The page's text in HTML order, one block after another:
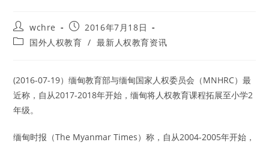
Post
author:
wchre
Post
published:
2016年7月18日
Post国外人权教育 / 最新人权教育资讯
(2016-07-19）缅甸教育部与缅甸国家人权委员会（MNHRC）最
近称，自从2017-2018年开始，缅甸将人权教育课程拓展至小学2
年级。
缅甸时报（The Myanmar Times）称，自从2004-2005年开始，